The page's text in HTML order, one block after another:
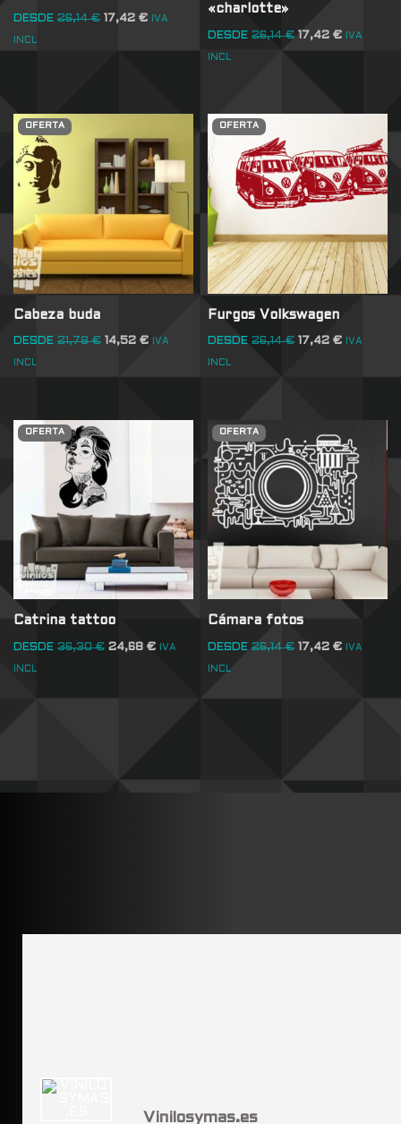
DESDE 26,14€ 17,42 € IVA
INCL
«charlotte»
DESDE 26,14€ 17,42€ IVA
INCL
OFERTA
Cabeza buda
DESDE 21,78€ 14,52 € IVA
INCL
OFERTA
Furgos Volkswagen
DESDE 26,14€ 17,42€ IVA
INCL
OFERTA
Catrina tattoo
DESDE 36,30€ 24,68 € IVA
INCL
OFERTA
Cámara fotos
DESDE 26,14€ 17,42€ IVA
INCL
Vinilosymas.es